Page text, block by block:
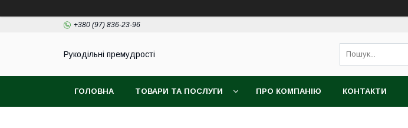
+380 (97) 836-23-96
Рукодільні премудрості
ГОЛОВНА ТОВАРИ ТА ПОСЛУГИ ПРО КОМПАНІЮ КОНТАКТИ